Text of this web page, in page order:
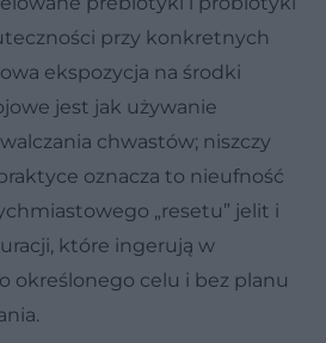
przy konkretnych
ekspozycja na środki
jest jak używanie
chwastów; niszczy
oznacza to nieufność
„resetu” jelit i
które ingerują w
określonego celu i bez planu